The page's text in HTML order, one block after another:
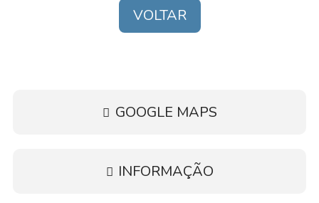
VOLTAR
GOOGLE MAPS
INFORMAÇÃO